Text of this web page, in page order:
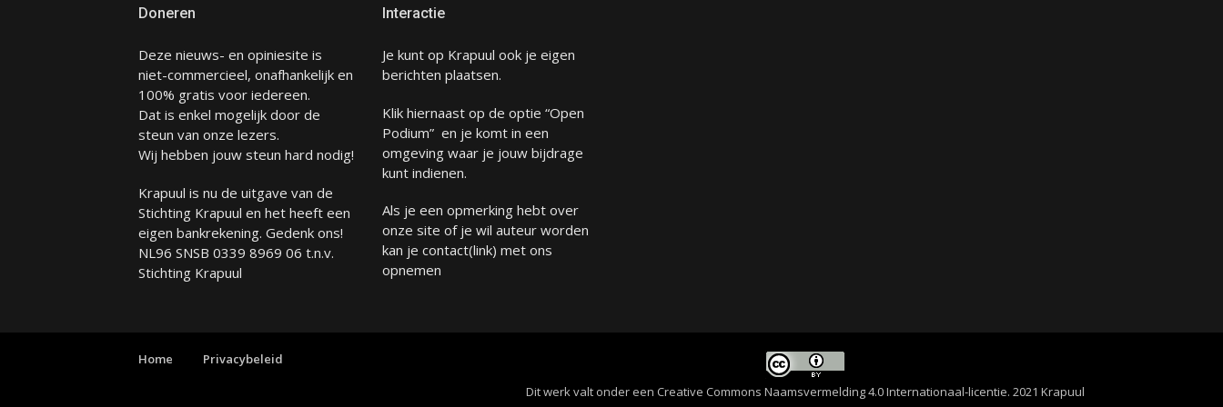
Doneren
Deze nieuws- en opiniesite is
niet-commercieel, onafhankelijk en
100% gratis voor iedereen.
Dat is enkel mogelijk door de
steun van onze lezers.
Wij hebben jouw steun hard nodig!
Krapuul is nu de uitgave van de
Stichting Krapuul en het heeft een
eigen bankrekening. Gedenk ons!
NL96 SNSB 0339 8969 06 t.n.v.
Stichting Krapuul
Interactie
Je kunt op Krapuul ook je eigen
berichten plaatsen.
Klik hiernaast op de optie “Open
Podium” en je komt in een
omgeving waar je jouw bijdrage
kunt indienen.
Als je een opmerking hebt over
onze site of je wil auteur worden
kan je contact(link) met ons
opnemen
Home
Privacybeleid
Dit werk valt onder een Creative Commons Naamsvermelding 4.0 Internationaal-licentie. 2021 Krapuul